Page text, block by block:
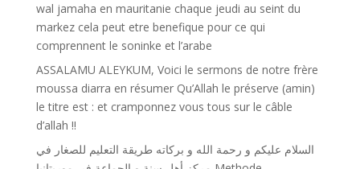
wal jamaha en mauritanie chaque jeudi au seint du
markez cela peut etre benefique pour ce qui
comprennent le soninke et l’arabe
ASSALAMU ALEYKUM, Voici le sermons de notre frère
moussa diarra en résumer Qu’Allah le préserve (amin)
le titre est : et cramponnez vous tous sur le câble
d’allah !!
السلام عليكم و رحمة الله و بركاته طريقة التعليم للصغار في